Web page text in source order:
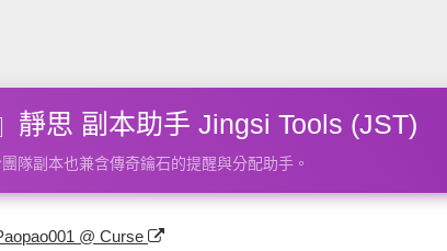
靜思 副本助手 Jingsi Tools (JST)
隊副本也兼含傳奇鑰石的提醒與分配助手。
@ Curse